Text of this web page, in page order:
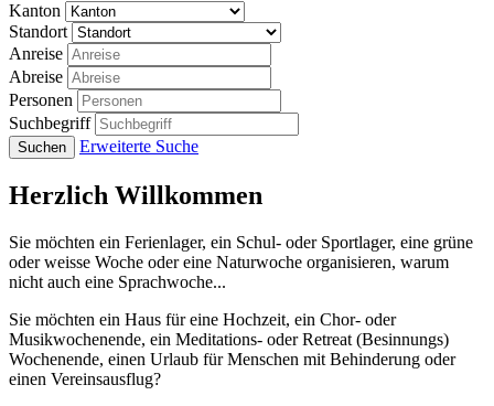
Kanton
Standort
Anreise
Abreise
Personen
Suchbegriff
Erweiterte Suche
Herzlich Willkommen
Sie möchten ein Ferienlager, ein Schul- oder Sportlager, eine grüne
oder weisse Woche oder eine Naturwoche organisieren, warum
nicht auch eine Sprachwoche...
Sie möchten ein Haus für eine Hochzeit, ein Chor- oder
Musikwochenende, ein Meditations- oder Retreat (Besinnungs)
Wochenende, einen Urlaub für Menschen mit Behinderung oder
einen Vereinsausflug?